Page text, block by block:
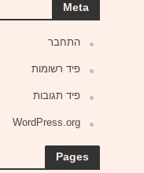
Meta
התחבר
פיד רשומות
פיד תגובות
WordPress.org
Pages